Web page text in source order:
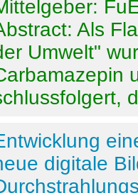
Als
Umwelt"
digitale